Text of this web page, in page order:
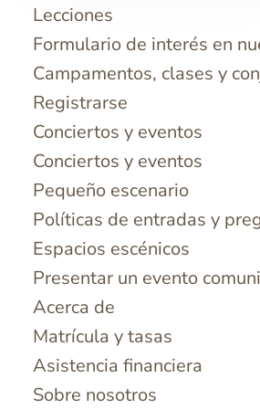
Lecciones
Formulario de interés en
Campamentos, clases y
Registrarse
Conciertos y eventos
Conciertos y eventos
Pequeño escenario
Políticas de entradas y
Espacios escénicos
Presentar un evento
Acerca de
Matrícula y tasas
Asistencia financiera
Sobre nosotros